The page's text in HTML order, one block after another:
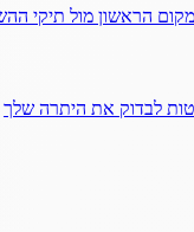
הראשון מול תיקי